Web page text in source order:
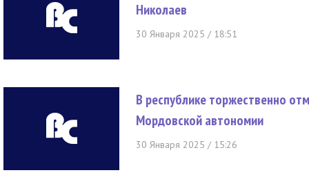
Николаев
30 Января 2025 / 18:51
В республике торжественно
Мордовской автономии
30 Января 2025 / 15:26